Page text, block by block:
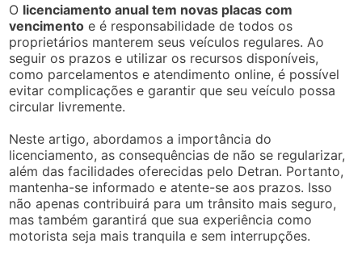
O licenciamento anual tem novas placas com
vencimento e é responsabilidade de todos os
proprietários manterem seus veículos regulares. Ao
seguir os prazos e utilizar os recursos disponíveis,
como parcelamentos e atendimento online, é possível
evitar complicações e garantir que seu veículo possa
circular livremente.
Neste artigo, abordamos a importância do
licenciamento, as consequências de não se regularizar,
além das facilidades oferecidas pelo Detran. Portanto,
mantenha-se informado e atente-se aos prazos. Isso
não apenas contribuirá para um trânsito mais seguro,
mas também garantirá que sua experiência como
motorista seja mais tranquila e sem interrupções.